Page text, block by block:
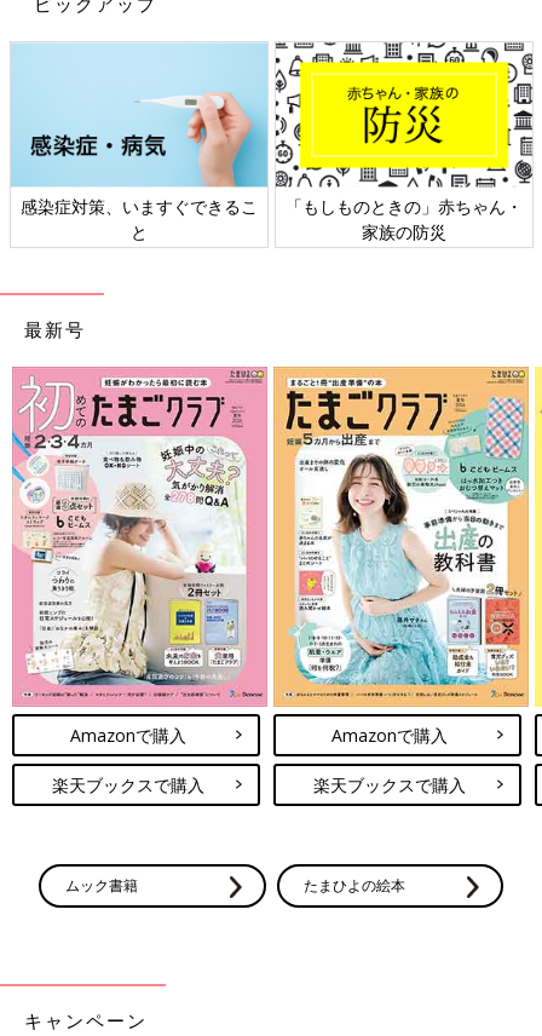
出典：Instagramアカウント「k____co_home」
かこさんは、森田アルミ工業製の室内物干しワイヤーpid 4M（ピ
ッドヨンエム）を購入。 使いたいときだけワイヤーを伸ばして
だけワイヤーをシュッと引き出せばOK。小さいものから大きい
お布団までも干せるなんて助かりますよね！
物干しスペースがなんと2倍に！アイリスオーヤマ
の窓枠物干し
感染症対策、いますぐできるこ
と
「もしものときの」赤ちゃん・
家族の防災
最新号
Amazonで購入
楽天ブックスで購入
Amazonで購入
楽天ブックスで購入
ムック書籍 たまひよの絵本
キャンペーン